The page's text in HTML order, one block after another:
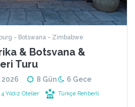
- Botswana - Zimbabwe
& Botsvana &
Turu
2026 8 Gün 6 Gece
4 Yıldız Oteller Türkçe Rehberli